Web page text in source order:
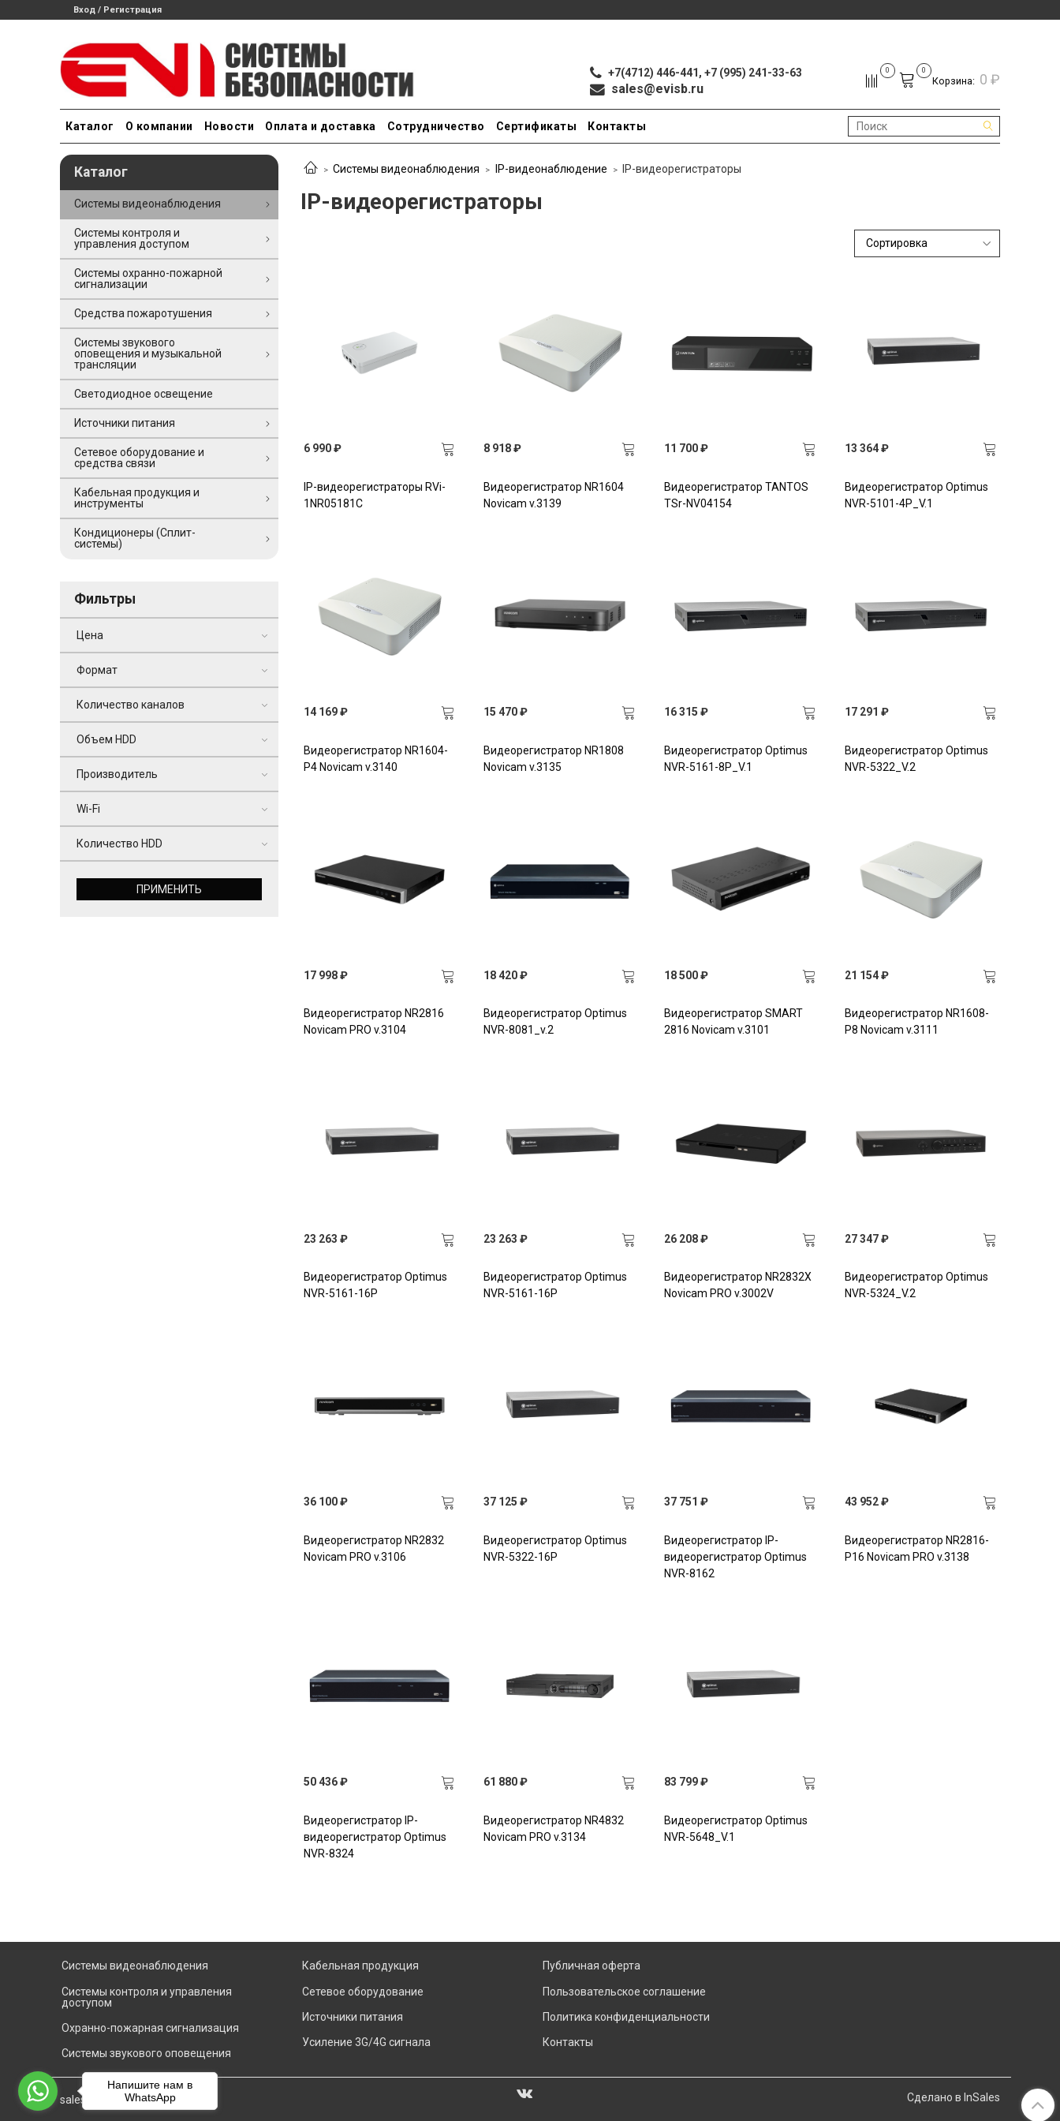
Вход / Регистрация
+7(4712) 446-441, +7 (995) 241-33-63
sales@evisb.ru
0 0
Корзина: 0 ₽
Каталог О компании Новости Оплата и доставка Сотрудничество Сертификаты Контакты
Системы видеонаблюдения IP-видеонаблюдение IP-видеорегистраторы
IP-видеорегистраторы
6 990 ₽
IP-видеорегистраторы RVi-
1NR05181C
8 918 ₽
Видеорегистратор NR1604
Novicam v.3139
11 700 ₽
Видеорегистратор TANTOS
TSr-NV04154
13 364 ₽
Видеорегистратор Optimus
NVR-5101-4P_V.1
14 169 ₽
Видеорегистратор NR1604-
P4 Novicam v.3140
15 470 ₽
Видеорегистратор NR1808
Novicam v.3135
16 315 ₽
Видеорегистратор Optimus
NVR-5161-8P_V.1
17 291 ₽
Видеорегистратор Optimus
NVR-5322_V.2
17 998 ₽
Видеорегистратор NR2816
Novicam PRO v.3104
18 420 ₽
Видеорегистратор Optimus
NVR-8081_v.2
18 500 ₽
Видеорегистратор SMART
2816 Novicam v.3101
21 154 ₽
Видеорегистратор NR1608-
P8 Novicam v.3111
23 263 ₽
Видеорегистратор Optimus
NVR-5161-16P
23 263 ₽
Видеорегистратор Optimus
NVR-5161-16P
26 208 ₽
Видеорегистратор NR2832X
Novicam PRO v.3002V
27 347 ₽
Видеорегистратор Optimus
NVR-5324_V.2
36 100 ₽
Видеорегистратор NR2832
Novicam PRO v.3106
37 125 ₽
Видеорегистратор Optimus
NVR-5322-16P
37 751 ₽
Видеорегистратор IP-
видеорегистратор Optimus
NVR-8162
43 952 ₽
Видеорегистратор NR2816-
P16 Novicam PRO v.3138
50 436 ₽
Видеорегистратор IP-
видеорегистратор Optimus
NVR-8324
61 880 ₽
Видеорегистратор NR4832
Novicam PRO v.3134
83 799 ₽
Видеорегистратор Optimus
NVR-5648_V.1
Каталог
Системы видеонаблюдения
Системы контроля и
управления доступом
Системы охранно-пожарной
сигнализации
Средства пожаротушения
Системы звукового
оповещения и музыкальной
трансляции
Светодиодное освещение
Источники питания
Сетевое оборудование и
средства связи
Кабельная продукция и
инструменты
Кондиционеры (Сплит-
системы)
Фильтры
Цена
Формат
Количество каналов
Объем HDD
Производитель
Wi-Fi
Количество HDD
ПРИМЕНИТЬ
Системы видеонаблюдения
Системы контроля и управления
доступом
Охранно-пожарная сигнализация
Системы звукового оповещения
Кабельная продукция
Сетевое оборудование
Источники питания
Усиление 3G/4G сигнала
Публичная оферта
Пользовательское соглашение
Политика конфиденциальности
Контакты
sales@evisb.ru Сделано в InSales
Напишите нам в
WhatsApp